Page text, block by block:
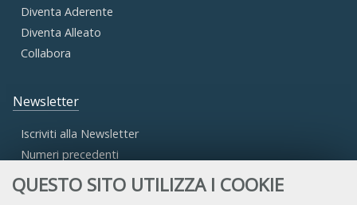
QUESTO SITO UTILIZZA I COOKIE
Diventa Aderente
Diventa Alleato
Collabora
Newsletter
Iscriviti alla Newsletter
Numeri precedenti